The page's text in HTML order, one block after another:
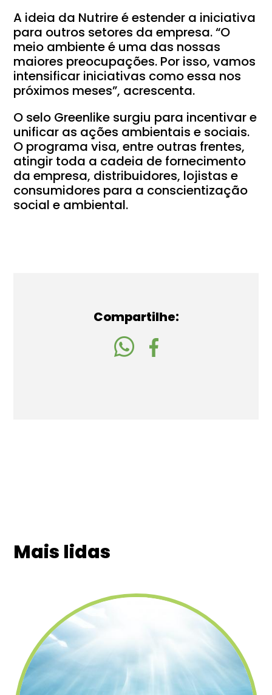
A ideia da Nutrire é estender a iniciativa
para outros setores da empresa. “O
meio ambiente é uma das nossas
maiores preocupações. Por isso, vamos
intensificar iniciativas como essa nos
próximos meses”, acrescenta.
O selo Greenlike surgiu para incentivar e
unificar as ações ambientais e sociais.
O programa visa, entre outras frentes,
atingir toda a cadeia de fornecimento
da empresa, distribuidores, lojistas e
consumidores para a conscientização
social e ambiental.
Compartilhe:
Mais lidas